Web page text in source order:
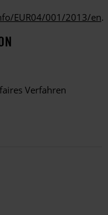
EUR04/001/2013/en.
Verfahren